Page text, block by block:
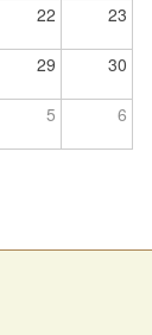
22 23
29 30
5 6